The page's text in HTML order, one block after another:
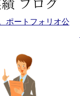
ポートフォリオ公